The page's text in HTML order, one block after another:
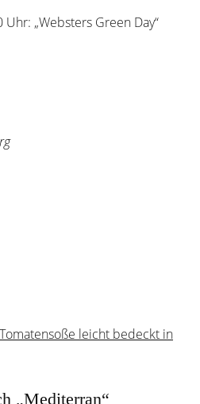
„Websters Green Day“
„Mediterran“